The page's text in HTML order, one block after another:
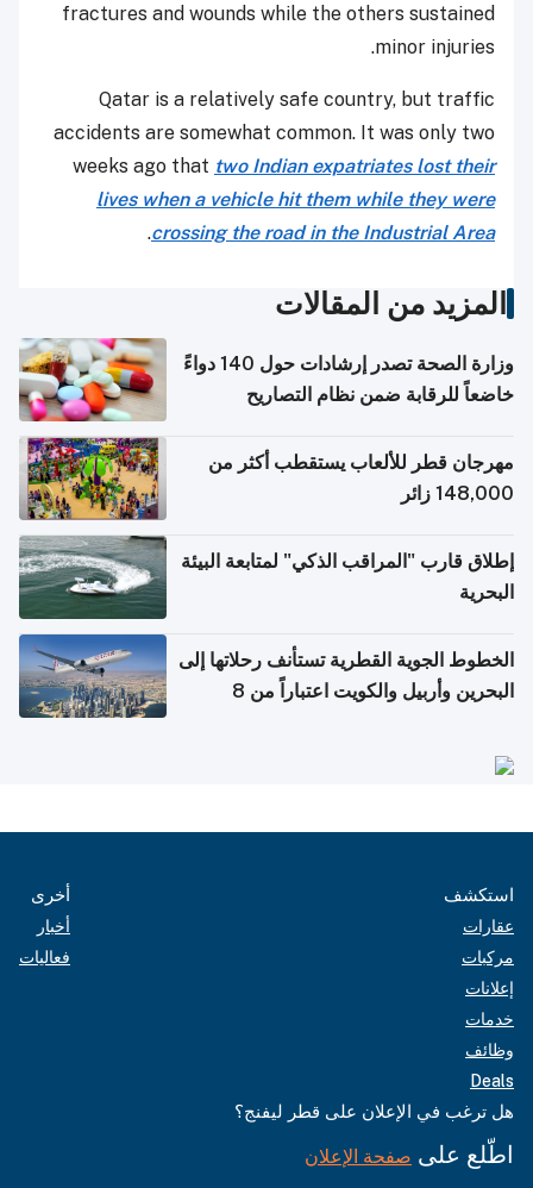
fractures and wounds while the others sustained
minor injuries.
Qatar is a relatively safe country, but traffic
accidents are somewhat common. It was only two
weeks ago that two Indian expatriates lost their
lives when a vehicle hit them while they were
crossing the road in the Industrial Area
.
المزيد من المقالات
وزارة الصحة تصدر إرشادات حول 140 دواءً
خاضعاً للرقابة ضمن نظام التصاريح
مهرجان قطر للألعاب يستقطب أكثر من
148,000 زائر
إطلاق قارب "المراقب الذكي" لمتابعة البيئة
البحرية
الخطوط الجوية القطرية تستأنف رحلاتها إلى
البحرين وأربيل والكويت اعتباراً من 8
استكشف
عقارات
مركبات
إعلانات
خدمات
وظائف
Deals
أخرى
أخبار
فعاليات
هل ترغب في الإعلان على قطر ليفنج؟
اطّلع على صفحة الإعلان